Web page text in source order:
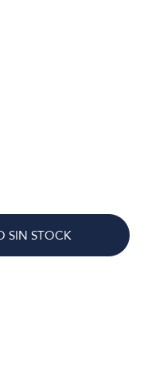
SIN STOCK